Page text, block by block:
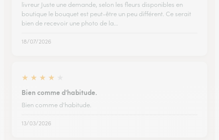
livreur Juste une demande, selon les fleurs disponibles en
boutique le bouquet est peut-être un peu différent. Ce serait
bien de recevoir une photo de la…
18/07/2026
★ ★ ★ ★
Bien comme d'habitude.
Bien comme d'habitude.
13/03/2026